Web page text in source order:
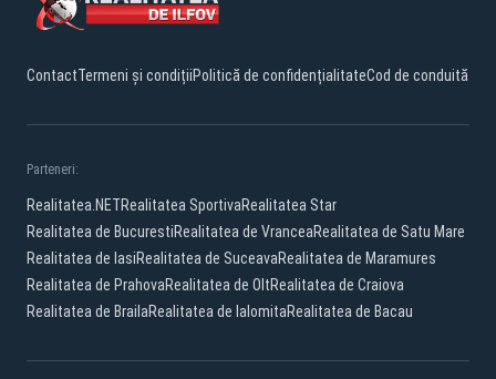
ContactTermeni și condițiiPolitică de confidențialitateCod de conduită
Parteneri:
Realitatea.NETRealitatea SportivaRealitatea Star
Realitatea de BucurestiRealitatea de VranceaRealitatea de Satu Mare
Realitatea de IasiRealitatea de SuceavaRealitatea de Maramures
Realitatea de PrahovaRealitatea de OltRealitatea de Craiova
Realitatea de BrailaRealitatea de IalomitaRealitatea de Bacau